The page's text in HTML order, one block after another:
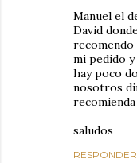
Manuel el
David
recomendo
mi pedido
hay poco
nosotros
saludos
RESPONDER